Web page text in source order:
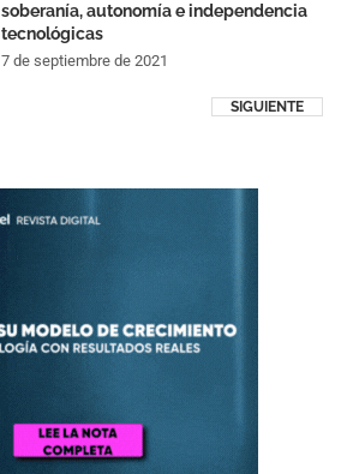
soberanía, autonomía e independencia
tecnológicas
7 de septiembre de 2021
SIGUIENTE